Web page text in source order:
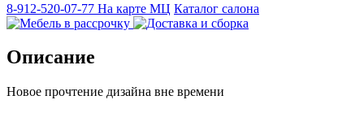
8-912-520-07-77 На карте МЦ Каталог салона
Описание
Новое прочтение дизайна вне времени